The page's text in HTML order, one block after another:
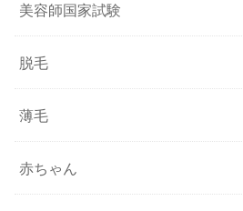
美容師国家試験
脱毛
薄毛
赤ちゃん